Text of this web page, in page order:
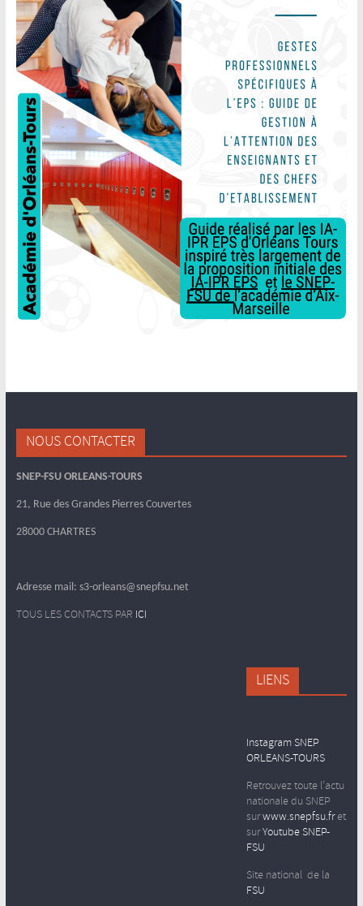
NOUS CONTACTER
SNEP-FSU ORLEANS-TOURS
21, Rue des Grandes Pierres Couvertes
28000 CHARTRES
Adresse mail: s3-orleans@snepfsu.net
TOUS LES CONTACTS PAR ICI
LIENS
Instagram SNEP
ORLEANS-TOURS
Retrouvez toute l’actu
nationale du SNEP
surwww.snepfsu.fret
surYoutube SNEP-
FSU
Site national de la
FSU